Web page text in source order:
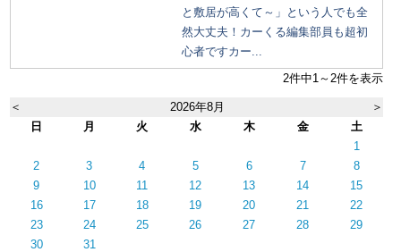
と敷居が高くて～」という人でも全
然大丈夫！カーくる編集部員も超初
心者ですカー...
2件中1～2件を表示
＜ 2026年8月
＞
日
月 火 水 木 金
土
1
2
3 4 5 6 7
8
9
10 11 12 13 14
15
16
17 18 19 20 21
22
23
24 25 26 27 28
29
30
31